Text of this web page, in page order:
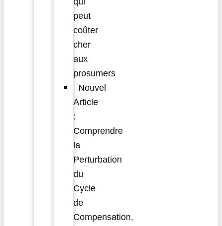
peut
coûter
cher
aux
prosumers
Nouvel
Article
:
Comprendre
la
Perturbation
du
Cycle
de
Compensation,